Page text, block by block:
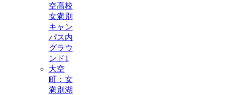
空高校
女満別
キャン
パス内
グラウ
ンド1
大空
町：女
満別湖